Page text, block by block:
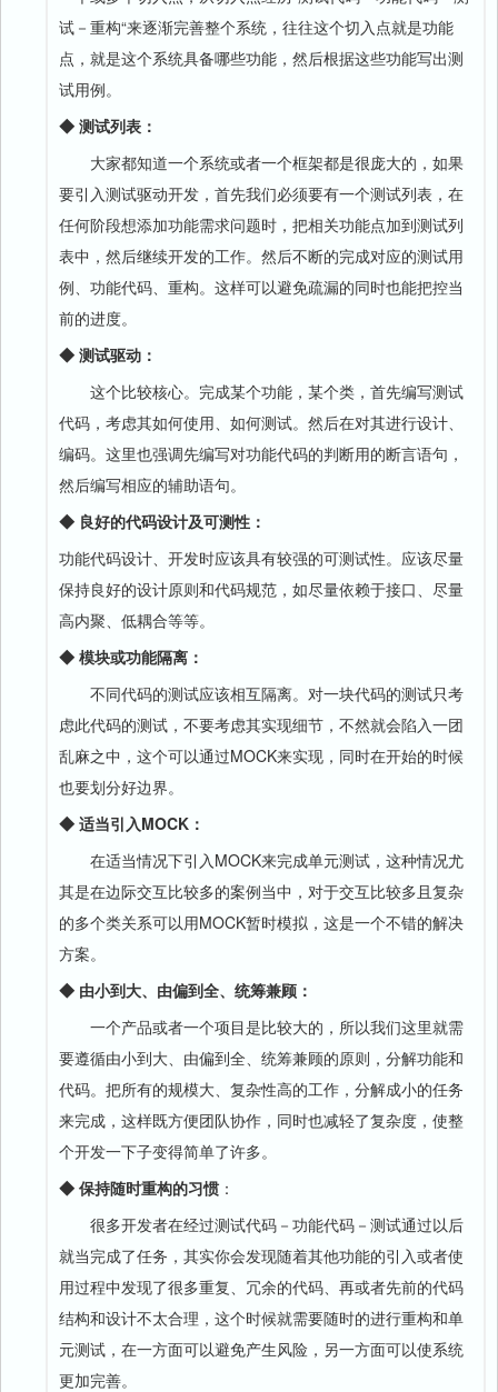
试－重构“来逐渐完善整个系统，往往这个切入点就是功能
点，就是这个系统具备哪些功能，然后根据这些功能写出测
试用例。
◆ 测试列表：
大家都知道一个系统或者一个框架都是很庞大的，如果
要引入测试驱动开发，首先我们必须要有一个测试列表，在
任何阶段想添加功能需求问题时，把相关功能点加到测试列
表中，然后继续开发的工作。然后不断的完成对应的测试用
例、功能代码、重构。这样可以避免疏漏的同时也能把控当
前的进度。
◆ 测试驱动：
这个比较核心。完成某个功能，某个类，首先编写测试
代码，考虑其如何使用、如何测试。然后在对其进行设计、
编码。这里也强调先编写对功能代码的判断用的断言语句，
然后编写相应的辅助语句。
◆ 良好的代码设计及可测性：
功能代码设计、开发时应该具有较强的可测试性。应该尽量
保持良好的设计原则和代码规范，如尽量依赖于接口、尽量
高内聚、低耦合等等。
◆ 模块或功能隔离：
不同代码的测试应该相互隔离。对一块代码的测试只考
虑此代码的测试，不要考虑其实现细节，不然就会陷入一团
乱麻之中，这个可以通过MOCK来实现，同时在开始的时候
也要划分好边界。
◆ 适当引入MOCK：
在适当情况下引入MOCK来完成单元测试，这种情况尤
其是在边际交互比较多的案例当中，对于交互比较多且复杂
的多个类关系可以用MOCK暂时模拟，这是一个不错的解决
方案。
◆ 由小到大、由偏到全、统筹兼顾：
一个产品或者一个项目是比较大的，所以我们这里就需
要遵循由小到大、由偏到全、统筹兼顾的原则，分解功能和
代码。把所有的规模大、复杂性高的工作，分解成小的任务
来完成，这样既方便团队协作，同时也减轻了复杂度，使整
个开发一下子变得简单了许多。
◆ 保持随时重构的习惯 ：
很多开发者在经过测试代码－功能代码－测试通过以后
就当完成了任务，其实你会发现随着其他功能的引入或者使
用过程中发现了很多重复、冗余的代码、再或者先前的代码
结构和设计不太合理，这个时候就需要随时的进行重构和单
元测试，在一方面可以避免产生风险，另一方面可以使系统
更加完善。